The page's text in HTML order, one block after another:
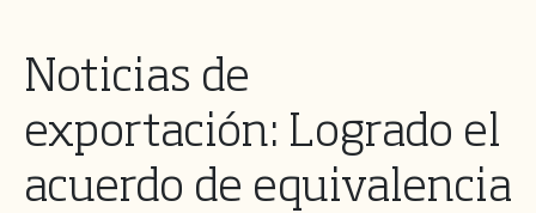
Noticias de
exportación: Logrado el
acuerdo de equivalencia